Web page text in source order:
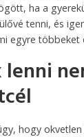
ha a
tenni, és
egyre többeket
lenni
hogy okvetlen